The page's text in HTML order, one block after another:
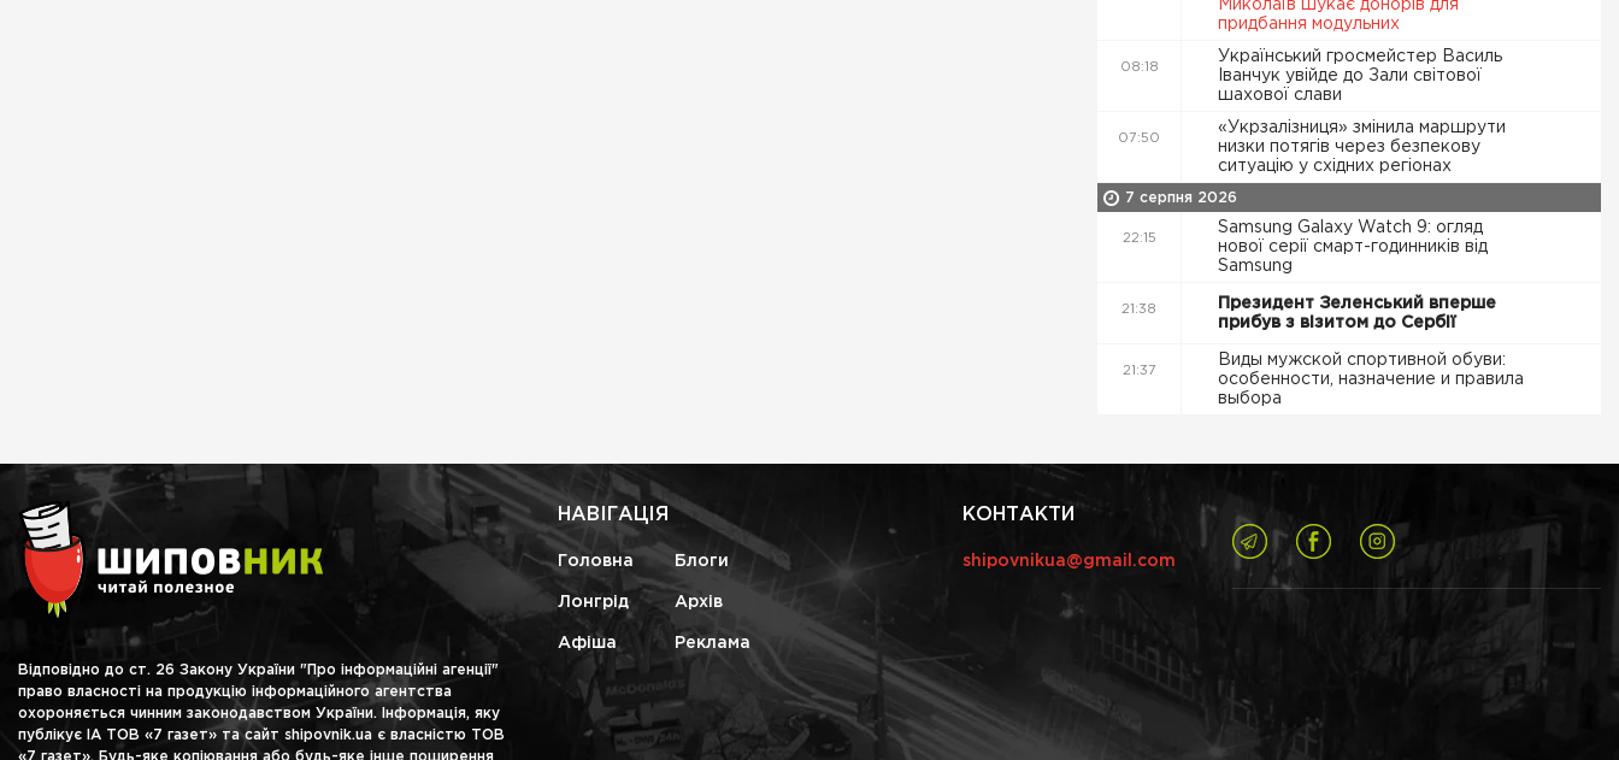
Миколаїв шукає донорів для
придбання модульних
08:18
Український гросмейстер Василь
Іванчук увійде до Зали світової
шахової слави
07:50
«Укрзалізниця» змінила маршрути
низки потягів через безпекову
ситуацію у східних регіонах
7 серпня 2026
22:15
Samsung Galaxy Watch 9: огляд
нової серії смарт-годинників від
Samsung
21:38
Президент Зеленський вперше
прибув з візитом до Сербії
21:37
Виды мужской спортивной обуви:
особенности, назначение и правила
выбора
Відповідно до ст. 26 Закону України "Про інформаційні агенції"
право власності на продукцію інформаційного агентства
охороняється чинним законодавством України. Інформація, яку
публікує ІА ТОВ «7 газет» та сайт shipovnik.ua є власністю ТОВ
«7 газет». Будь-яке копіювання або будь-яке інше поширення
НАВІГАЦІЯ
Головна Блоги
Лонгрід Архів
Афіша Реклама
КОНТАКТИ
shipovnikua@gmail.com